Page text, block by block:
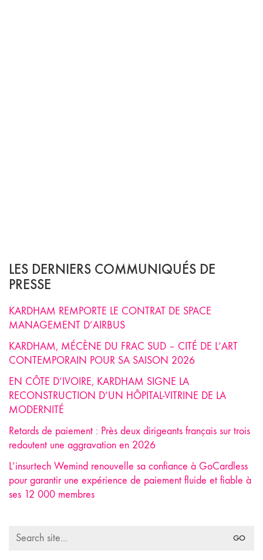
LES DERNIERS COMMUNIQUÉS DE
PRESSE
KARDHAM REMPORTE LE CONTRAT DE SPACE
MANAGEMENT D’AIRBUS
KARDHAM, MÉCÈNE DU FRAC SUD – CITÉ DE L’ART
CONTEMPORAIN POUR SA SAISON 2026
EN CÔTE D’IVOIRE, KARDHAM SIGNE LA
RECONSTRUCTION D’UN HÔPITAL-VITRINE DE LA
MODERNITÉ
Retards de paiement : Près deux dirigeants français sur trois
redoutent une aggravation en 2026
L’insurtech Wemind renouvelle sa confiance à GoCardless
pour garantir une expérience de paiement fluide et fiable à
ses 12 000 membres
Search